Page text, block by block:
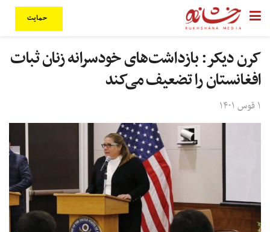
حمایت
کرن دیکر: بازداشت‌های خودسرانه زنان ثبات
افغانستان را تضعیف می‌کند
۱ قوس ۱۴۰۱